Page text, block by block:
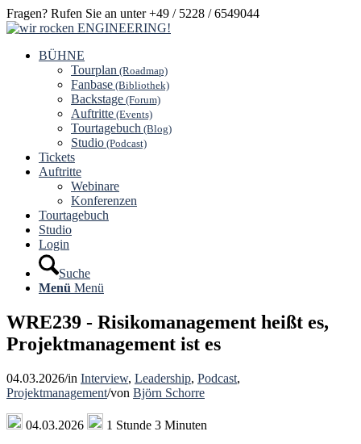
Fragen? Rufen Sie an unter +49 / 5228 / 6549044
BÜHNE
Tourplan (Roadmap)
Fanbase (Bibliothek)
Backstage (Forum)
Auftritte (Events)
Tourtagebuch (Blog)
Studio (Podcast)
Tickets
Auftritte
Webinare
Konferenzen
Tourtagebuch
Studio
Login
Suche
Menü Menü
WRE239 - Risikomanagement heißt es,
Projektmanagement ist es
04.03.2026/in Interview, Leadership, Podcast,
Projektmanagement/von Björn Schorre
04.03.2026
1 Stunde 3 Minuten